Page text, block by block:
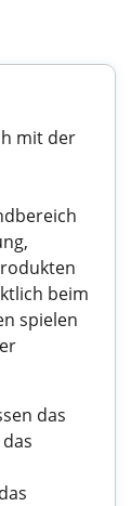
mit der
beim
spielen
das